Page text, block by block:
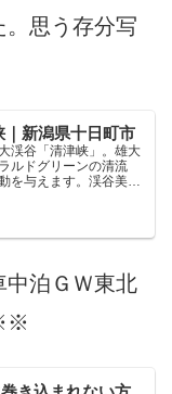
思う存分写
｜新潟県十日町市
渓谷「清津峡」。雄大
ルドグリーンの清流
を与えます。渓谷美を
泊ＧＷ東北